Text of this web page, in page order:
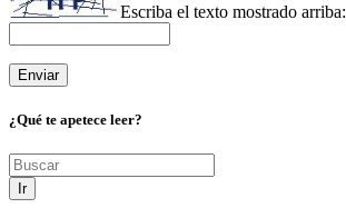
Escriba el texto mostrado arriba:
¿Qué te apetece leer?
Ir